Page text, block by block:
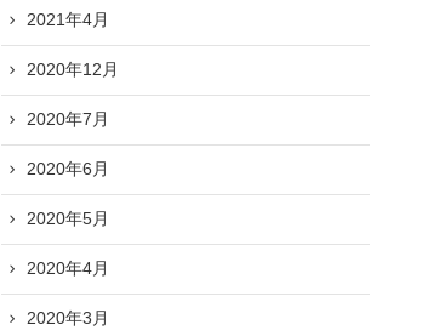
2021年4月
2020年12月
2020年7月
2020年6月
2020年5月
2020年4月
2020年3月